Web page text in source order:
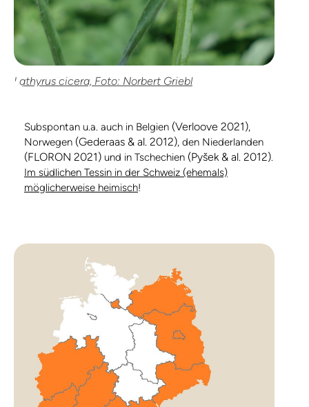
Lathyrus cicera, Foto: Norbert Griebl
Subspontan u.a. auch in Belgien (Verloove 2021),
Norwegen (Gederaas & al. 2012), den Niederlanden
(FLORON 2021) und in Tschechien (Pyšek & al. 2012).
Im südlichen Tessin in der Schweiz (ehemals)
möglicherweise heimisch!